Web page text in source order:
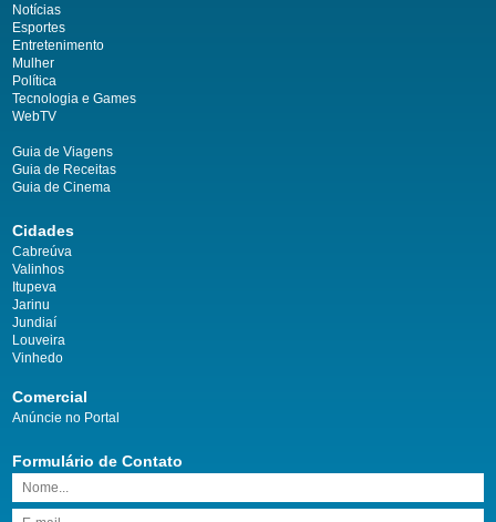
Notícias
Esportes
Entretenimento
Mulher
Política
Tecnologia e Games
WebTV
Guia de Viagens
Guia de Receitas
Guia de Cinema
Cidades
Cabreúva
Valinhos
Itupeva
Jarinu
Jundiaí
Louveira
Vinhedo
Comercial
Anúncie no Portal
Formulário de Contato